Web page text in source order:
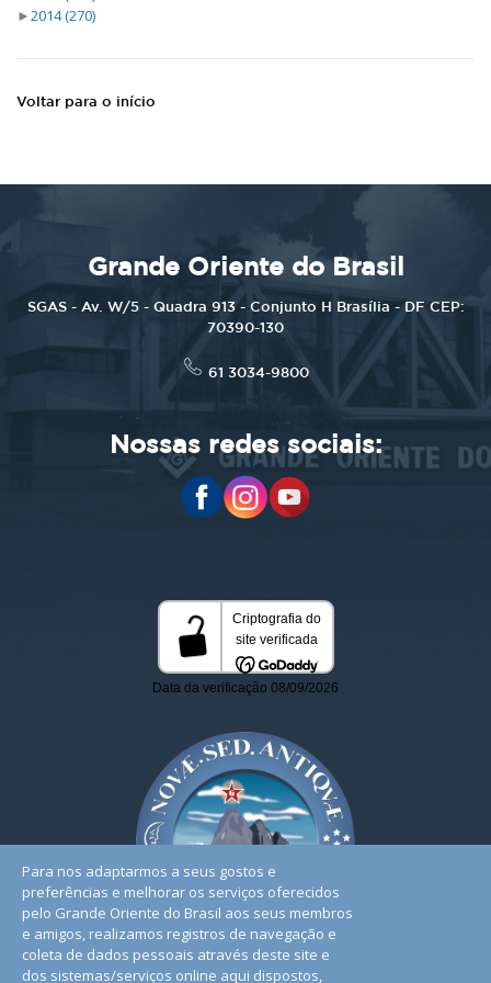
►2014(270)
Voltar para o início
Grande Oriente do Brasil
SGAS - Av. W/5 - Quadra 913 - Conjunto H Brasília - DF CEP:
70390-130
61 3034-9800
Nossas redes sociais:
Para nos adaptarmos a seus gostos e
preferências e melhorar os serviços oferecidos
pelo Grande Oriente do Brasil aos seus membros
e amigos, realizamos registros de navegação e
coleta de dados pessoais através deste site e
dos sistemas/serviços online aqui dispostos,